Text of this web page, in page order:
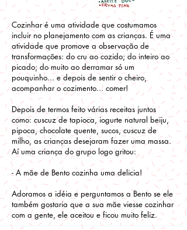
Cozinhar é uma atividade que costumamos
incluir no planejamento com as crianças. É uma
atividade que promove a observação de
transformações: do cru ao cozido; do inteiro ao
picado; do muito ao derramar só um
pouquinho... e depois de sentir o cheiro,
acompanhar o cozimento... comer!
Depois de termos feito várias receitas juntos
como: cuscuz de tapioca, iogurte natural beiju,
pipoca, chocolate quente, sucos, cuscuz de
milho, as crianças desejaram fazer uma massa.
Aí uma criança do grupo logo gritou:
- A mãe de Bento cozinha uma delicia!
Adoramos a idéia e perguntamos a Bento se ele
também gostaria que a sua mãe viesse cozinhar
com a gente, ele aceitou e ficou muito feliz.